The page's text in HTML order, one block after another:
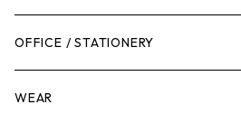
作業台
脚立
ボディケア
ガーデンチェア
キャビネット・ツールハンガー
バンジーバンド
ストレージボックス
メンテナンスグッズ
車内グッズ
OFFICE / STATIONERY
WEAR